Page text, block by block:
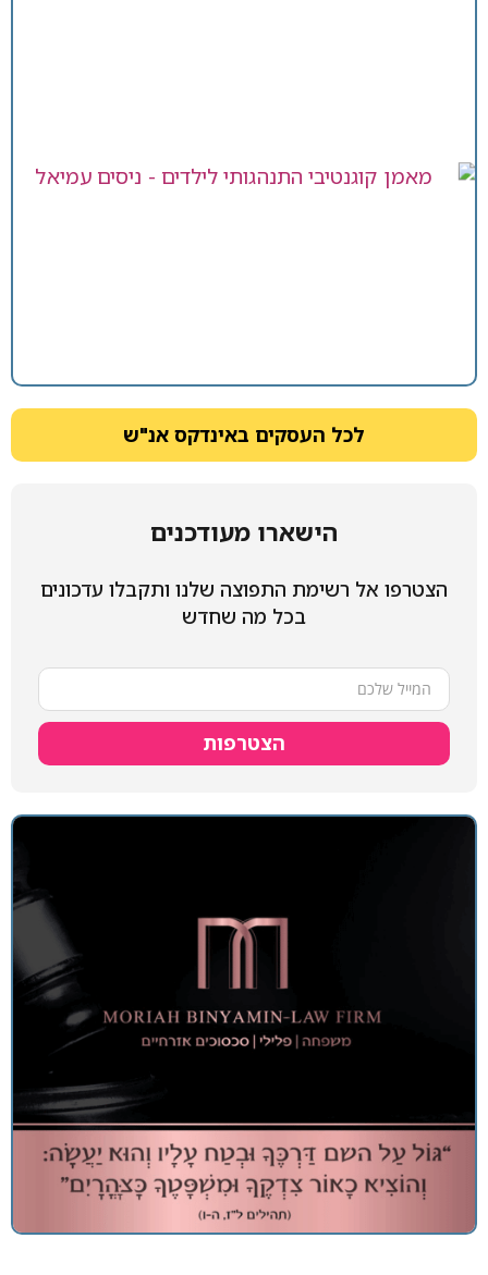
לכל העסקים באינדקס אנ"ש
הישארו מעודכנים
הצטרפו אל רשימת התפוצה שלנו ותקבלו עדכונים
בכל מה שחדש
הצטרפות